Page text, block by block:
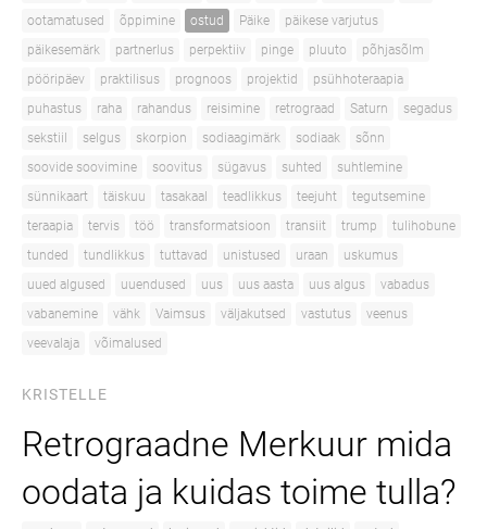
ootamatused
õppimine ostud Päike
päikese varjutus
päikesemärk
partnerlus perpektiiv pinge pluuto
põhjasõlm
pööripäev
praktilisus prognoos projektid
psühhoteraapia
puhastus
raha rahandus reisimine retrograad Saturn
segadus
sekstiil
selgus skorpion sodiaagimärk sodiaak
sõnn
soovide soovimine
soovitus sügavus suhted
suhtlemine
sünnikaart
täiskuu tasakaal teadlikkus teejuht
tegutsemine
teraapia
tervis töö transformatsioon transiit trump
tulihobune
tunded
tundlikkus tuttavad unistused uraan
uskumus
uued algused
uuendused uus uus aasta uus algus
vabadus
vabanemine
vähk Vaimsus väljakutsed vastutus
veenus
veevalaja
võimalused
KRISTELLE
Retrograadne Merkuur mida
oodata ja kuidas toime tulla?